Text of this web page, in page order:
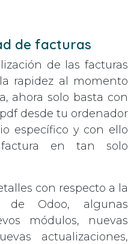
de facturas
de las facturas
rapidez al momento
ahora solo basta con
desde tu ordenador
específico y con ello
en tan solo
con respecto a la
de Odoo, algunas
módulos, nuevas
actualizaciones,